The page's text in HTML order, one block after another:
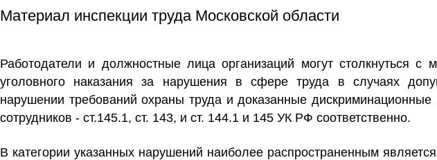
Материал инспекции труда Московской области
Работодатели и должностные лица организаций могут столкнуться с
уголовного наказания за нарушения в сфере труда в случаях
нарушении требований охраны труда и доказанные
сотрудников - ст.145.1, ст. 143, и ст. 144.1 и 145 УК РФ соответственно.
В категории указанных нарушений наиболее распространенным